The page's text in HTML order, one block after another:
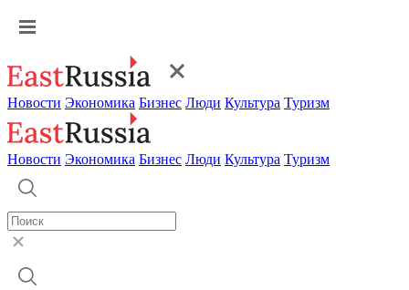
Новости Экономика Бизнес Люди Культура Туризм
Новости Экономика Бизнес Люди Культура Туризм